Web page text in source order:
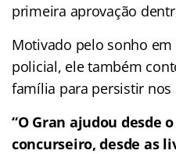
primeira aprovação
Motivado pelo sonho
policial, ele também
família para persistir nos
“O Gran ajudou desde
concurseiro, desde as